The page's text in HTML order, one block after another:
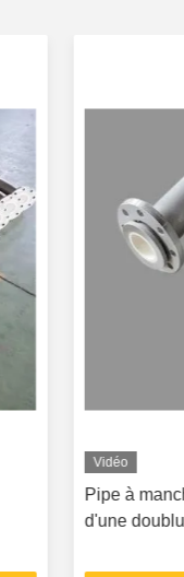
Vidéo
Pipe à
d'une